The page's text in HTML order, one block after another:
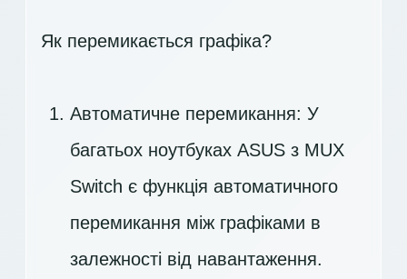
Як перемикається графіка?
Автоматичне перемикання: У
багатьох ноутбуках ASUS з MUX
Switch є функція автоматичного
перемикання між графіками в
залежності від навантаження.